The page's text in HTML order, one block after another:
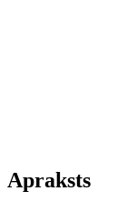
Apraksts